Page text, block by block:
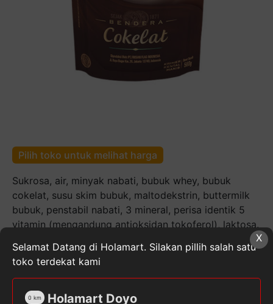
Pilih toko untuk melihat harga
Sukrosa, air, minyak nabati, bubuk whey, bubuk
cokelat, susu skim bubuk, maltodekstrin, buttermilk
bubuk, penstabil nabati, 3 mineral, perisa identik 5
vitamin (mengandung antioksidan tokoferol), laktosa.
Kuantitas
Frisian
Flag
Choco
X
Selamat Datang di Holamart. Silakan pillih salah satu
toko terdekat kami
Holamart Doyo
0 km